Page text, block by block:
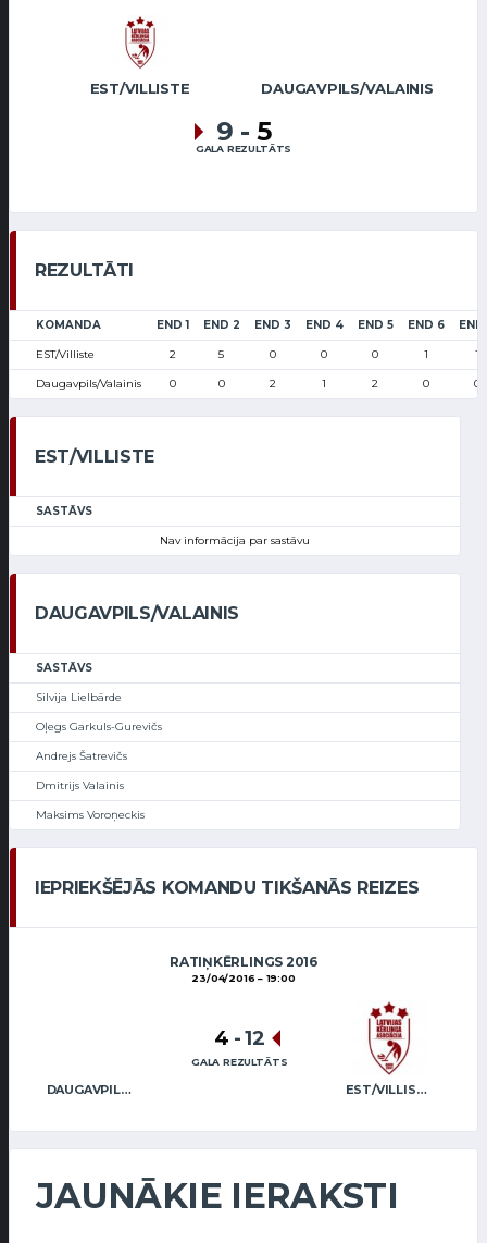
EST/VILLISTE DAUGAVPILS/VALAINIS
9 - 5
GALA REZULTĀTS
REZULTĀTI
KOMANDA END 1 END 2 END 3 END 4 END 5 END 6
EST/Villiste 2 5 0 0 0 1 1
Daugavpils/Valainis 0 0 2 1 2 0 0
EST/VILLISTE
SASTĀVS
Nav informācija par sastāvu
DAUGAVPILS/VALAINIS
SASTĀVS
Silvija Lielbārde
Oļegs Garkuls-Gurevičs
Andrejs Šatrevičs
Dmitrijs Valainis
Maksims Voroņeckis
IEPRIEKŠĒJĀS KOMANDU TIKŠANĀS REIZES
RATIŅKĒRLINGS 2016
23/04/2016 19:00
DAUGAVPILS/VALAINIS EST/VILLISTE
4 - 12
GALA REZULTĀTS
JAUNĀKIE IERAKSTI